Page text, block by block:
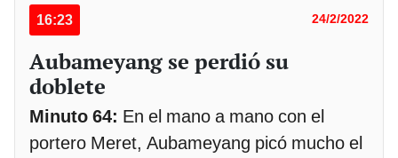
16:23 24/2/2022
Aubameyang se perdió su
doblete
Minuto 64: En el mano a mano con el
portero Meret, Aubameyang picó mucho el